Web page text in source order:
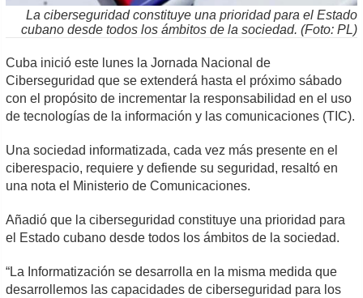
La ciberseguridad constituye una prioridad para el Estado
cubano desde todos los ámbitos de la sociedad. (Foto: PL)
Cuba inició este lunes la Jornada Nacional de
Ciberseguridad que se extenderá hasta el próximo sábado
con el propósito de incrementar la responsabilidad en el uso
de tecnologías de la información y las comunicaciones (TIC).
Una sociedad informatizada, cada vez más presente en el
ciberespacio, requiere y defiende su seguridad, resaltó en
una nota el Ministerio de Comunicaciones.
Añadió que la ciberseguridad constituye una prioridad para
el Estado cubano desde todos los ámbitos de la sociedad.
“La Informatización se desarrolla en la misma medida que
desarrollemos las capacidades de ciberseguridad para los